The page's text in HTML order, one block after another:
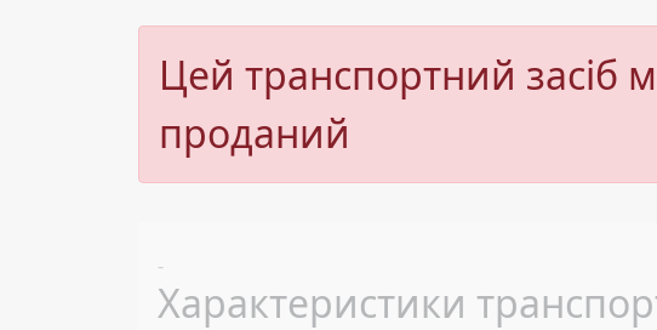
Цей транспортний засіб
проданий
-
Характеристики